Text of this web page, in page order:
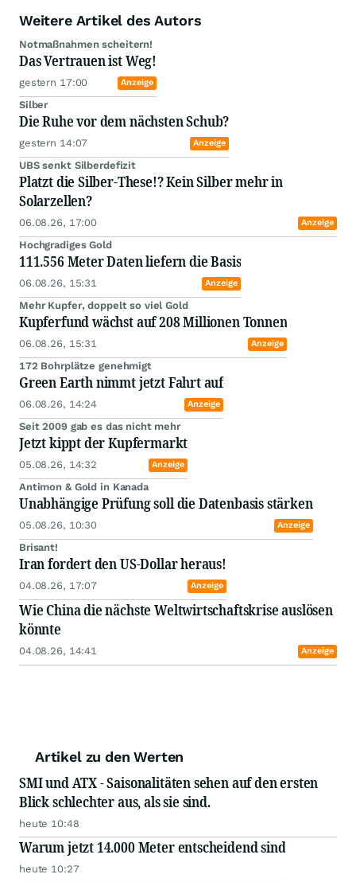
Weitere Artikel des Autors
Notmaßnahmen scheitern!
Das Vertrauen ist Weg!
gestern 17:00 Anzeige
Silber
Die Ruhe vor dem nächsten Schub?
gestern 14:07 Anzeige
UBS senkt Silberdefizit
Platzt die Silber-These!? Kein Silber mehr in
Solarzellen?
06.08.26, 17:00 Anzeige
Hochgradiges Gold
111.556 Meter Daten liefern die Basis
06.08.26, 15:31 Anzeige
Mehr Kupfer, doppelt so viel Gold
Kupferfund wächst auf 208 Millionen Tonnen
06.08.26, 15:31 Anzeige
172 Bohrplätze genehmigt
Green Earth nimmt jetzt Fahrt auf
06.08.26, 14:24 Anzeige
Seit 2009 gab es das nicht mehr
Jetzt kippt der Kupfermarkt
05.08.26, 14:32 Anzeige
Antimon & Gold in Kanada
Unabhängige Prüfung soll die Datenbasis stärken
05.08.26, 10:30 Anzeige
Brisant!
Iran fordert den US-Dollar heraus!
04.08.26, 17:07 Anzeige
Wie China die nächste Weltwirtschaftskrise auslösen
könnte
04.08.26, 14:41 Anzeige
Artikel zu den Werten
SMI und ATX - Saisonalitäten sehen auf den ersten
Blick schlechter aus, als sie sind.
heute 10:48
Warum jetzt 14.000 Meter entscheidend sind
heute 10:27